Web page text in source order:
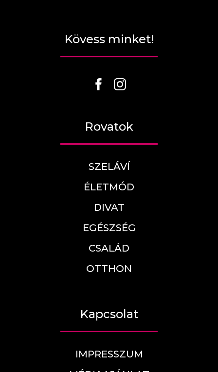
Kövess minket!
Rovatok
SZELÁVÍ
ÉLETMÓD
DIVAT
EGÉSZSÉG
CSALÁD
OTTHON
Kapcsolat
IMPRESSZUM